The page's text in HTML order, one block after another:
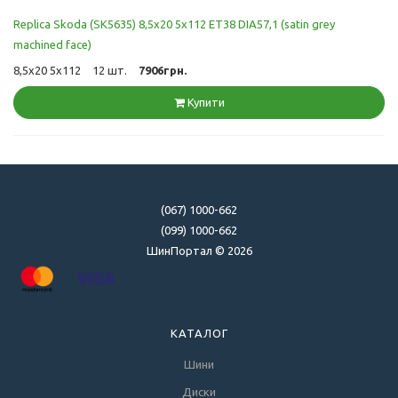
Replica Skoda (SK5635) 8,5x20 5x112 ET38 DIA57,1 (satin grey
machined face)
8,5x20 5x112 12 шт. 7906грн.
Купити
(067) 1000-662
(099) 1000-662
ШинПортал © 2026
КАТАЛОГ
Шини
Диски